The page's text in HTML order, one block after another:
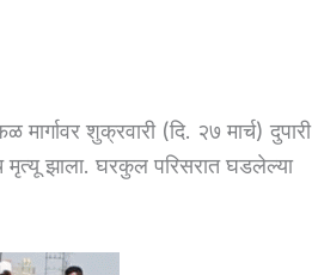
शुक्रवारी (दि. २७ मार्च) दुपारी
मृत्यू झाला. घरकुल परिसरात घडलेल्या